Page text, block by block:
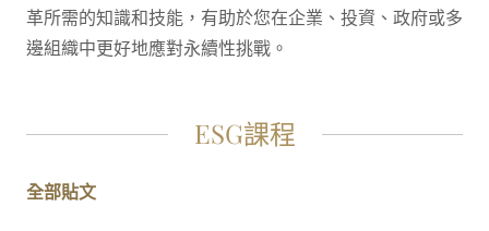
革所需的知識和技能，有助於您在企業、投資、政府或多
邊組織中更好地應對永續性挑戰。
ESG課程
全部貼文